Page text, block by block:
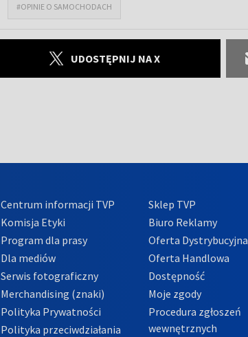
#OPINIE O SAMOCHODACH
UDOSTĘPNIJ NA X
Centrum informacji TVP
Komisja Etyki
Program dla prasy
Dla mediów
Serwis fotograficzny
Merchandising (znaki)
Polityka Prywatności
Polityka przeciwdziałania
Sklep TVP
Biuro Reklamy
Oferta Dystrybucyjna
Oferta Handlowa
Dostępność
Moje zgody
Procedura zgłoszeń
wewnętrznych